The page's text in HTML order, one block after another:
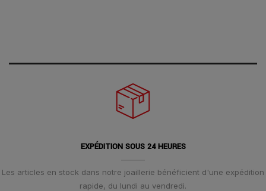
EXPÉDITION SOUS 24 HEURES
Les articles en stock dans notre joaillerie bénéficient d'une expédition
rapide, du lundi au vendredi.